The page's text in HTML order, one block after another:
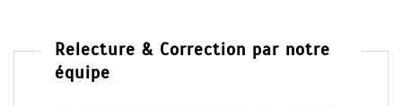
Relecture & Correction par notre
équipe